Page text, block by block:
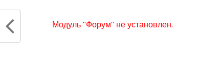
Модуль "Форум" не установлен.